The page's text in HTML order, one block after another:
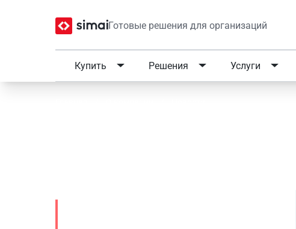
Готовые решения для организаций
Купить Решения Услуги